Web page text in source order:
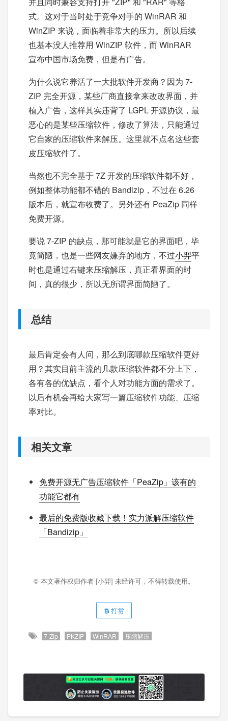
式。这对于当时处于竞争对手的 WinRAR 和
WinZIP 来说，面临着非常大的压力。所以后续
也基本没人推荐用 WinZIP 软件，而 WinRAR
宣布中国市场免费，但是有广告。
为什么说它养活了一大批软件开发商？因为 7-
ZIP 完全开源，某些厂商直接拿来改改界面，并
植入广告，这样其实违背了 LGPL 开源协议，最
恶心的是某些压缩软件，修改了算法，只能通过
它自家的压缩软件来解压。这里就不点名这些套
皮压缩软件了。
当然也不完全基于 7Z 开发的压缩软件都不好，
例如整体功能都不错的 Bandizip，不过在 6.26
版本后，就宣布收费了。另外还有 PeaZip 同样
免费开源。
要说 7-ZIP 的缺点，那可能就是它的界面吧，毕
竟简陋，也是一些网友嫌弃的地方，不过小羿平
时也是通过右键来压缩解压，真正看界面的时
间，真的很少，所以无所谓界面简陋了。
总结
最后肯定会有人问，那么到底哪款压缩软件更好
用？其实目前主流的几款压缩软件都不分上下，
各有各的优缺点，看个人对功能方面的需求了。
以后有机会再给大家写一篇压缩软件功能、压缩
率对比。
相关文章
免费开源无广告压缩软件「PeaZip」该有的
功能它都有
最后的免费版收藏下载！实力派解压缩软件
「Bandizip」
© 本文著作权归作者 [小羿] 未经许可，不得转载使用。
打赏
7-Zip PKZIP WinRAR 压缩解压